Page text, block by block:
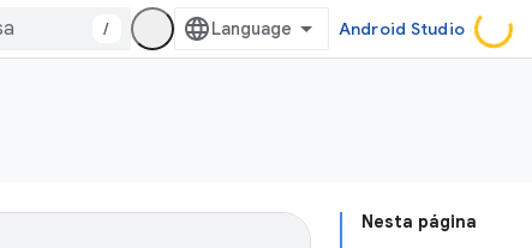
/ Android Studio
Nesta página